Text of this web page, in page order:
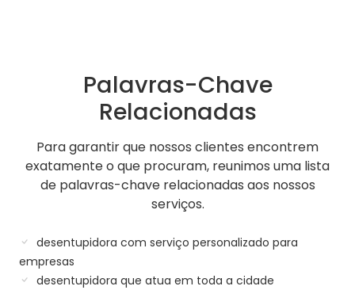
Palavras-Chave
Relacionadas
Para garantir que nossos clientes encontrem
exatamente o que procuram, reunimos uma lista
de palavras-chave relacionadas aos nossos
serviços.
desentupidora com serviço personalizado para
empresas
desentupidora que atua em toda a cidade